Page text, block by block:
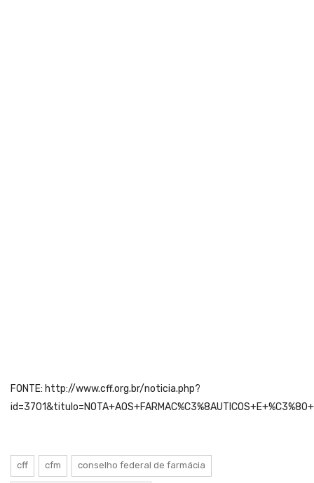
FONTE: http://www.cff.org.br/noticia.php?
cff cfm conselho federal de farmácia